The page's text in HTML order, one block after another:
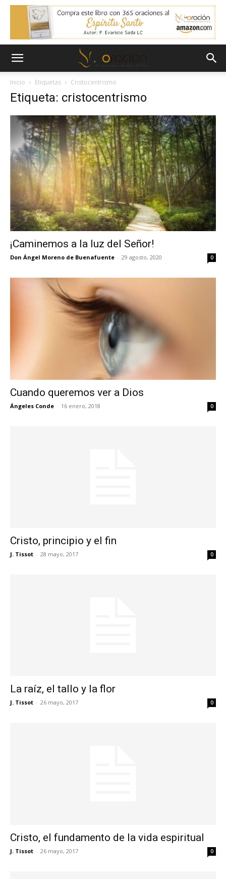
Inicio Etiquetas Cristocentrismo
Etiqueta: cristocentrismo
¡Caminemos a la luz del Señor!
Don Ángel Moreno de Buenafuente - 29 agosto, 2020 0
Cuando queremos ver a Dios
Ángeles Conde - 16 enero, 2018 0
Cristo, principio y el fin
J. Tissot - 28 mayo, 2017 0
La raíz, el tallo y la flor
J. Tissot - 26 mayo, 2017 0
Cristo, el fundamento de la vida espiritual
J. Tissot - 26 mayo, 2017 0